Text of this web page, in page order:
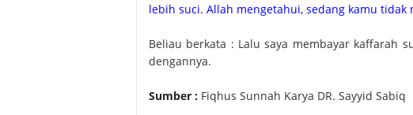
lebih suci. Allah mengetahui, sedang kamu tidak
Beliau berkata : Lalu saya membayar kaffarah
dengannya.
Sumber : Fiqhus Sunnah Karya DR. Sayyid Sabiq